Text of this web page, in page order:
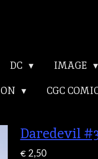
DC IMAGE
CGC
Daredevil
€ 2,50